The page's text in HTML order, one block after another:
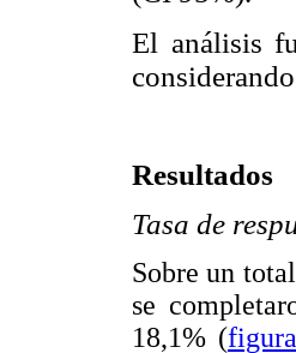
El análisis
Resultados
Tasa de
Sobre un
se
18,1% (